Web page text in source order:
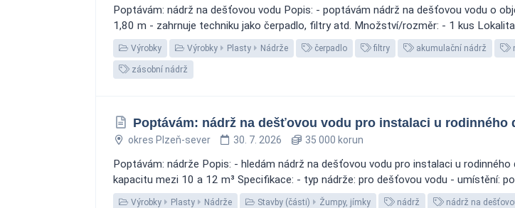
Poptávám: nádrž na dešťovou vodu Popis: - poptávám nádrž na dešťovou vodu o
1,80 m - zahrnuje techniku jako čerpadlo, filtry atd. Množství/rozměr: - 1 kus
Výrobky Výrobky Plasty Nádrže čerpadlo filtry akumulační nádrž
zásobní nádrž
Poptávám: nádrž na dešťovou vodu pro instalaci u rodinného
okres Plzeň-sever 30. 7. 2026 35 000 korun
Poptávám: nádrže Popis: - hledám nádrž na dešťovou vodu pro instalaci u
kapacitu mezi 10 a 12 m³ Specifikace: - typ nádrže: pro dešťovou vodu - umístění:
Výrobky Plasty Nádrže Stavby (části) Žumpy, jímky nádrž nádrž na